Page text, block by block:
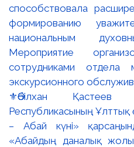
⚜️Әбілхан Қастеев
Республикасының Ұлттық
– Абай күні»
«Абайдың даналық